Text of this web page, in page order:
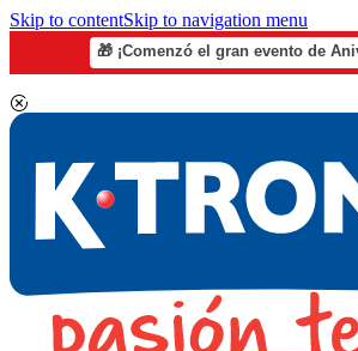
Skip to contentSkip to navigation menu
🎁 ¡Comenzó el gran evento de